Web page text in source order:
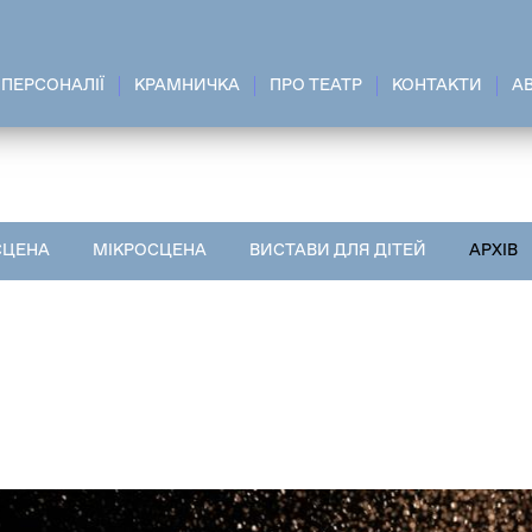
ПЕРСОНАЛІЇ КРАМНИЧКА ПРО ТЕАТР КОНТАКТИ
МІКРОСЦЕНА ВИСТАВИ ДЛЯ ДІТЕЙ АРХІВ